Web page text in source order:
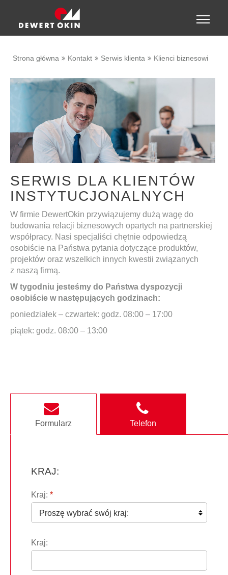
Toggle
Strona główna Kontakt Serwis klienta Klienci biznesowi
SERWIS DLA KLIENTÓW
INSTYTUCJONALNYCH
W firmie DewertOkin przywiązujemy dużą wagę do
budowania relacji biznesowych opartych na partnerskiej
współpracy. Nasi specjaliści chętnie odpowiedzą
osobiście na Państwa pytania dotyczące produktów,
projektów oraz wszelkich innych kwestii związanych
z naszą firmą.
W tygodniu jesteśmy do Państwa dyspozycji
osobiście w następujących godzinach:
poniedziałek – czwartek: godz. 08:00 – 17:00
piątek: godz. 08:00 – 13:00
Formularz Telefon
KRAJ:
Kraj: *
Kraj: